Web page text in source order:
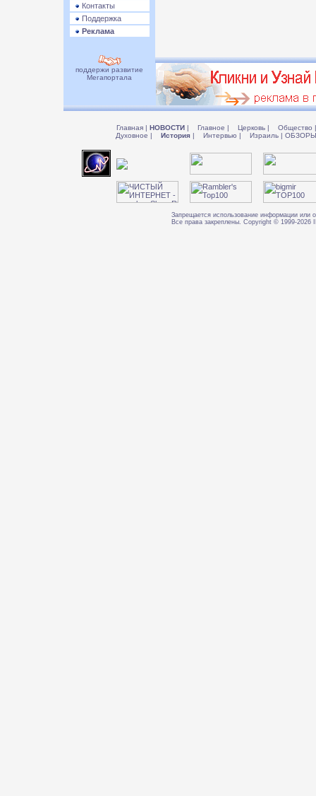
Контакты
Поддержка
Реклама
поддержи развитие
Мегапортала
Главная | НОВОСТИ | Главное | Церковь | Общество |
Духовное | История | Интервью | Израиль |
Запрещается использование информации или
Все права закреплены. Copyright © 1999-